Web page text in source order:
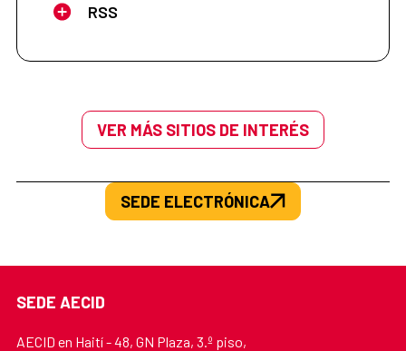
RSS
VER MÁS SITIOS DE INTERÉS
SEDE ELECTRÓNICA
SEDE AECID
AECID en Haití - 48, GN Plaza, 3.º piso,